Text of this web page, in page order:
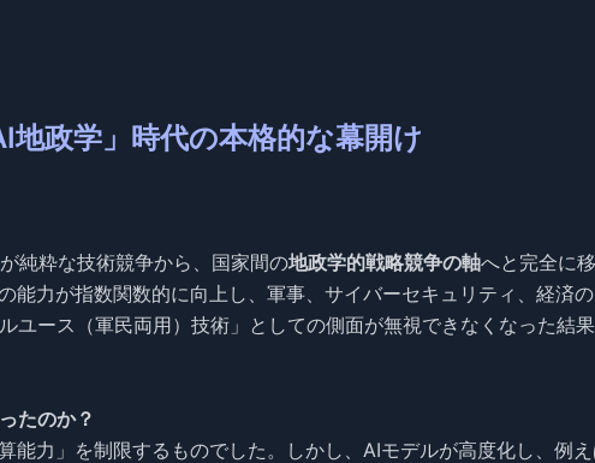
政学」時代の本格的な幕開け
純粋な技術競争から、国家間の地政学的戦略競争の軸へと完全に
能力が指数関数的に向上し、軍事、サイバーセキュリティ、経済
ユース（軍民両用）技術」としての側面が無視できなくなった結
たのか？
能力」を制限するものでした。しかし、AIモデルが高度化し、例